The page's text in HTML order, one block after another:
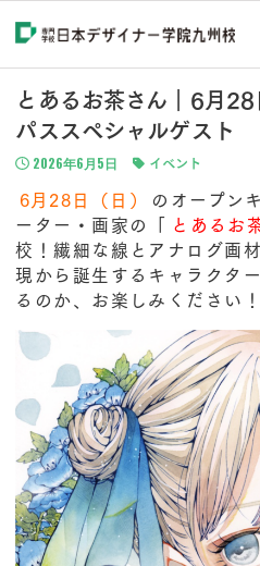
とあるお茶さん｜6月
パススペシャルゲスト
2026年6月5日 イベント
6月28日（日）
のオープン
ーター・画家の「
とあるお
校！繊細な線とアナログ画
現から誕生するキャラクタ
るのか、お楽しみください！